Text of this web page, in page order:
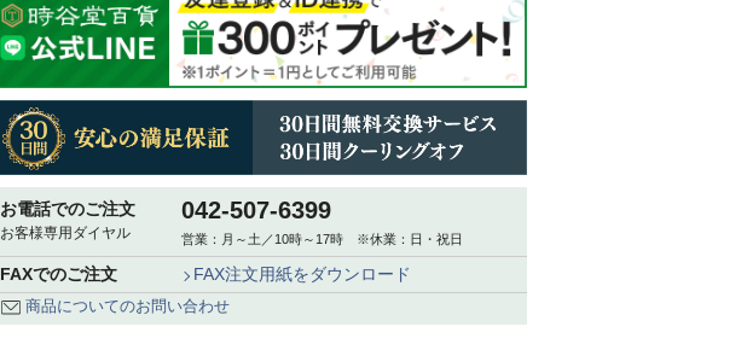
お電話でのご注文
お客様専用ダイヤル
042-507-6399
営業：月～土／10時～17時 ※休業：日・祝日
FAXでのご注文 FAX注文用紙をダウンロード
商品についてのお問い合わせ